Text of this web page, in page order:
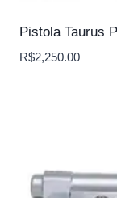
Pistola Taurus
R$2,250.00